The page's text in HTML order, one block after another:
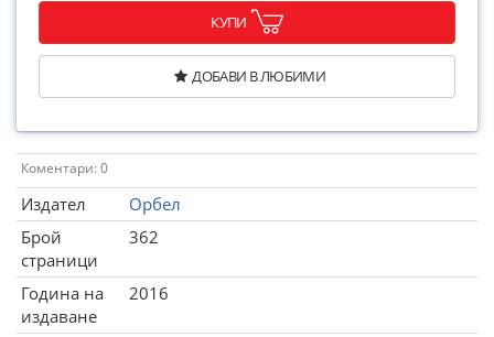
КУПИ
ДОБАВИ В ЛЮБИМИ
Коментари: 0
Издател
Орбел
Брой
страници
362
Година на
издаване
2016